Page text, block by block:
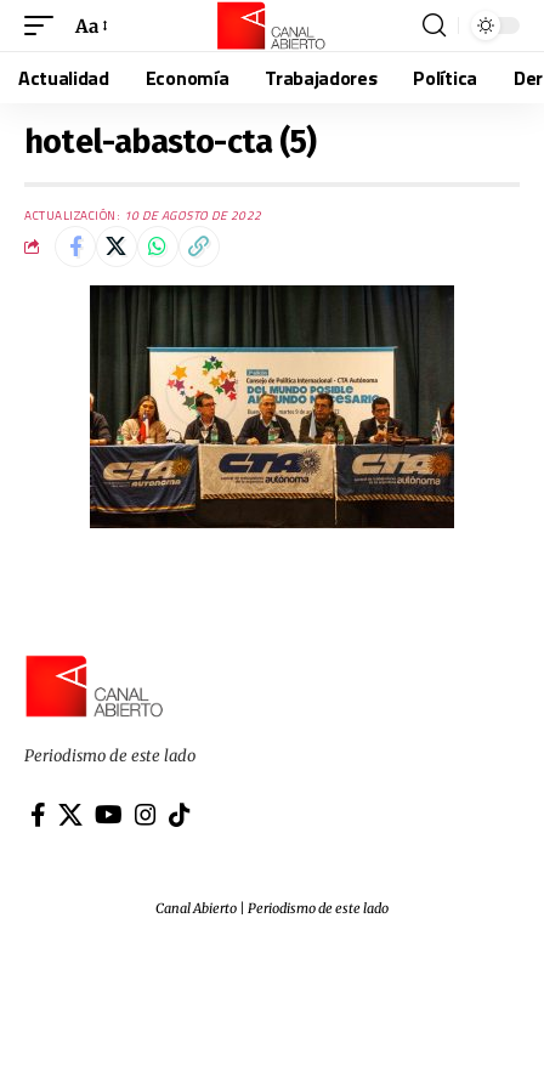
Aa
Actualidad Economía Trabajadores Política
hotel-abasto-cta (5)
ACTUALIZACIÓN: 10 DE AGOSTO DE 2022
Periodismo de este lado
Canal Abierto | Periodismo de este lado